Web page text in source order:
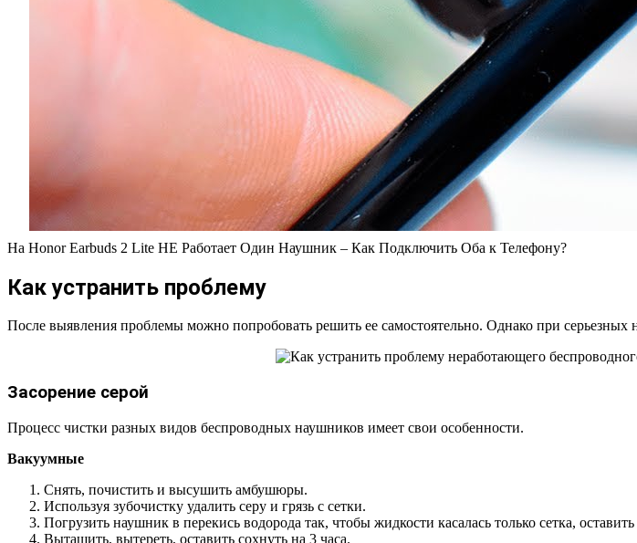
На Honor Earbuds 2 Lite НЕ Работает Один Наушник – Как Подключить Оба к Телефону?
Как устранить проблему
После выявления проблемы можно попробовать решить ее самостоятельно. Однако при серьезных
Засорение серой
Процесс чистки разных видов беспроводных наушников имеет свои особенности.
Вакуумные
Снять, почистить и высушить амбушюры.
Используя зубочистку удалить серу и грязь с сетки.
Погрузить наушник в перекись водорода так, чтобы жидкости касалась только сетка,
Вытащить, вытереть, оставить сохнуть на 3 часа.